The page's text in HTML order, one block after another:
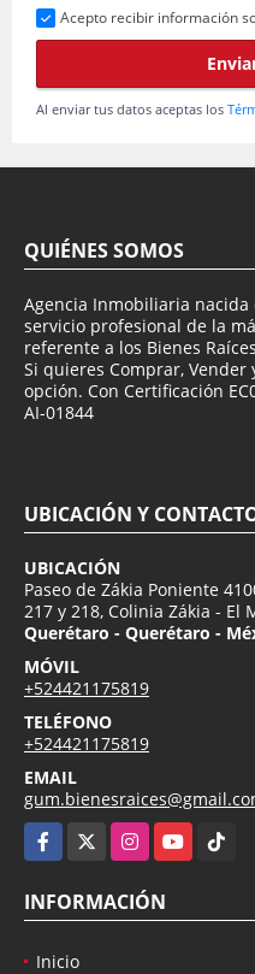
Acepto recibir información
Al enviar tus datos aceptas los
QUIÉNES SOMOS
Agencia Inmobiliaria
servicio profesional de la
referente a los Bienes
Si quieres Comprar,
opción. Con Certificación
AI-01844
UBICACIÓN Y
UBICACIÓN
Paseo de Zákia Poniente
217 y 218, Colinia Zákia - El
Querétaro - Querétaro -
MÓVIL
+524421175819
TELÉFONO
+524421175819
EMAIL
Facebook
InstagramYouTubeTikTok
INFORMACIÓN
Inicio